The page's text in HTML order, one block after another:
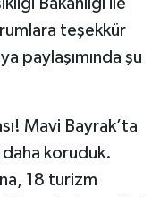
Bakanlığı ile
teşekkür
paylaşımında şu
Mavi Bayrak’ta
koruduk.
18 turizm